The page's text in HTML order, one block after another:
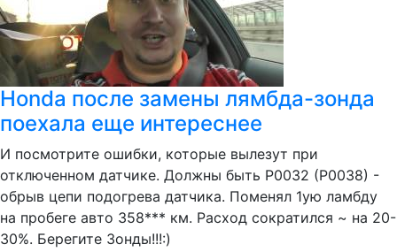
Honda после замены лямбда-зонда
поехала еще интереснее
И посмотрите ошибки, которые вылезут при
отключенном датчике. Должны быть P0032 (P0038) -
обрыв цепи подогрева датчика. Поменял 1ую ламбду
на пробеге авто 358*** км. Расход сократился ~ на 20-
30%. Берегите Зонды!!!:)